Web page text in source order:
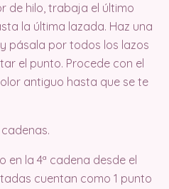
de hilo, trabaja el último
la última lazada. Haz una
pásala por todos los lazos
el punto. Procede con el
antiguo hasta que se te
en la 4ª cadena desde el
cuentan como 1 punto